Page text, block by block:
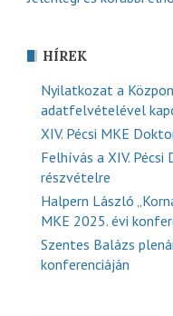
HÍREK
Nyilatkozat a
adatfelvételével
XIV. Pécsi MKE
Felhívás a XIV.
részvételre
Halpern László
MKE 2025. évi
Szentes Balázs
konferenciáján